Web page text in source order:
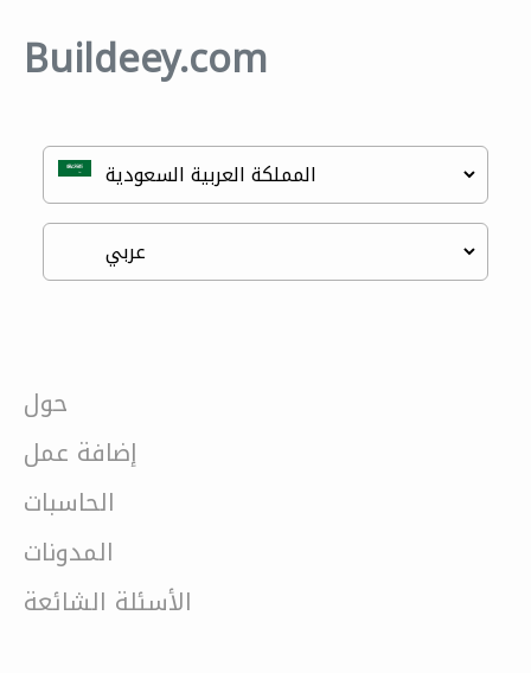
Buildeey.com
حول
إضافة عمل
الحاسبات
المدونات
الأسئلة الشائعة